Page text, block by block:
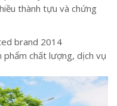
thành tựu và chứng
brand 2014
chất lượng, dịch vụ